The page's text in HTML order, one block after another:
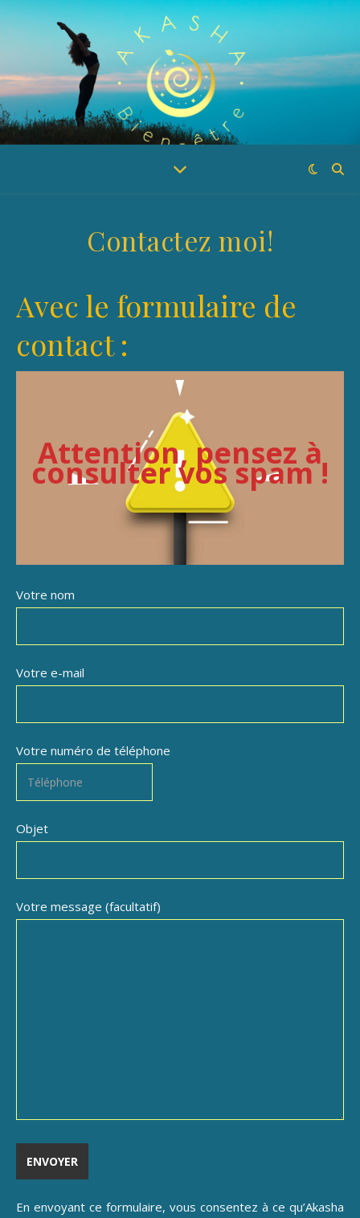
Contactez moi!
Avec le formulaire de
contact :
Attention, pensez à
consulter vos spam !
Votre nom
Votre e-mail
Votre numéro de téléphone
Objet
Votre message (facultatif)
En envoyant ce formulaire, vous consentez à ce qu’Akasha